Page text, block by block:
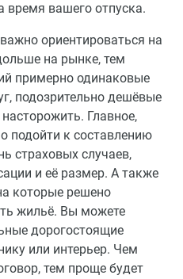
вашего отпуска.
ориентироваться на
на рынке, тем
примерно одинаковые
подозрительно дешёвые
Главное,
подойти к составлению
страховых случаев,
и её размер. А также
которые решено
жильё. Вы можете
дорогостоящие
или интерьер. Чем
тем проще будет